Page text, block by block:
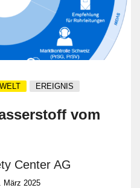
EREIGNIS
vom
Center AG
März 2025